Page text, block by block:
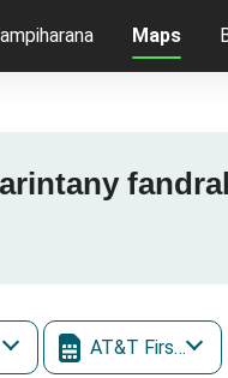
Maps
AT&T FirstNet